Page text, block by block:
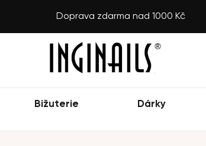
Doprava zdarma nad 1000 Kč
Bižuterie Dárky